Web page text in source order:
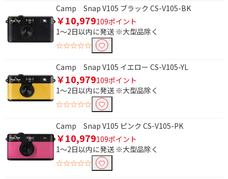
Camp Snap V105 ブラック CS-V105-BK
￥10,979109ポイント
1～2日以内に発送 ※大型品除く
☆☆☆☆☆
Camp Snap V105 イエロー CS-V105-YL
￥10,979109ポイント
1～2日以内に発送 ※大型品除く
☆☆☆☆☆
Camp Snap V105 ピンク CS-V105-PK
￥10,979109ポイント
1～2日以内に発送 ※大型品除く
☆☆☆☆☆
円 ~
円
電源で絞り込む
充電式
防水で絞り込む
防水非対応
容量で絞り込む
16GB